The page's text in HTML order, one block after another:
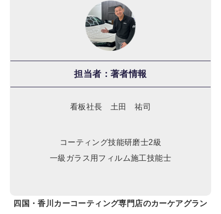
担当者：著者情報
看板社長 土田 祐司
コーティング技能研磨士2級
一級ガラス用フィルム施工技能士
四国・香川カーコーティング専門店のカーケアグラン